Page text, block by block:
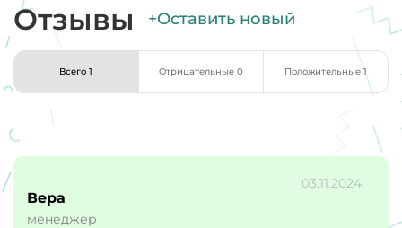
Отзывы +Оставить новый
Всего 1 Отрицательные 0 Положительные 1
03.11.2024
Вера
менеджер